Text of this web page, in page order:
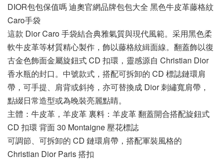
DIOR包包保值嗎 迪奧官網品牌包包大全 黑色牛皮革藤格紋
Caro手袋
這款 Dior Caro 手袋結合典雅氣質與現代風範。采用黑色柔
軟牛皮革等材質精心製作，飾以藤格紋緝面線。翻蓋飾以復
古金色飾面金屬旋鈕式 CD 扣環，靈感源自 Christian Dior
香水瓶的封口。中號款式，搭配可拆卸的 CD 標誌鏈環肩
帶，可手提、肩背或斜挎，亦可替換成 Dior 刺繡寬肩帶，
點綴日常造型或為晚裝亮麗點睛。
主體：牛皮革，羊皮革 裏料：羊皮革 翻蓋開合搭配旋鈕式
CD 扣環 背面 30 Montaigne 壓花標誌
可調節、可拆卸的 CD 鏈環肩帶，搭配軍裝風格的
Christian Dior Paris 搭扣